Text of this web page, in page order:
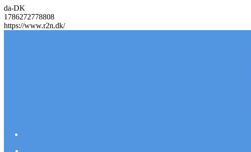
da-DK
1786272778808
https://www.r2n.dk/